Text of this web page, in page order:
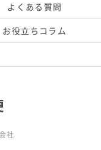
よくある質問
お役立ちコラム
社